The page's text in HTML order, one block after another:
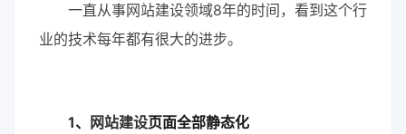
一直从事网站建设领域8年的时间，看到这个行
业的技术每年都有很大的进步。
1、 网站建设页面全部静态化